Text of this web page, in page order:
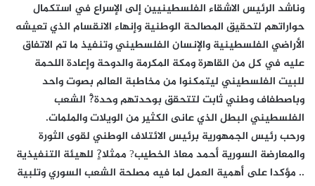
وناشد الرئيس الاشقاء الفلسطينيين إلى الإسراع في استكمال
حواراتهم لتحقيق المصالحة الوطنية وإنهاء الانقسام الذي تعيشه
الأراضي الفلسطينية والإنسان الفلسطيني وتنفيذ ما تم الاتفاق
عليه في كل من القاهرة ومكة المكرمة والدوحة وإعادة اللحمة
للبيت الفلسطيني ليتمكنوا من مخاطبة العالم بصوت واحد
وباصطفاف وطني ثابت لتتحقق بوحدتهم وحدة?ْ الشعب
الفلسطيني البطل الذي عانى الكثير من الويلات والملمات.
ورحب رئيس الجمهورية برئيس الائتلاف الوطني لقوى الثورة
والمعارضة السورية أحمد معاذ الخطيب? ممثلا?ٍ للهيئة التنفيذية
.. مؤكدا على أهمية العمل لما فيه مصلحة الشعب السوري وتلبية